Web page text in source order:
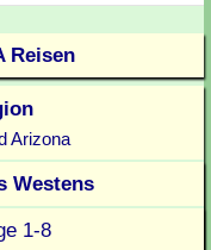
Reisen
Arizona
Westens
1-8